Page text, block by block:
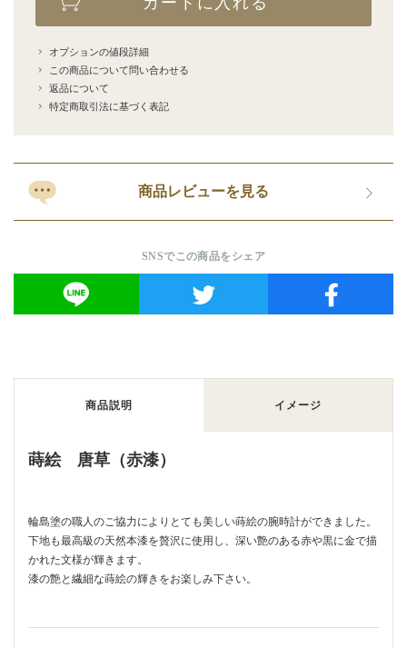
オプションの値段詳細
この商品について問い合わせる
返品について
特定商取引法に基づく表記
商品レビューを見る
SNSでこの商品をシェア
商品説明 イメージ
蒔絵 唐草（赤漆）
輪島塗の職人のご協力によりとても美しい蒔絵の腕時計ができました。
下地も最高級の天然本漆を贅沢に使用し、深い艶のある赤や黒に金で描
かれた文様が輝きます。
漆の艶と繊細な蒔絵の輝きをお楽しみ下さい。